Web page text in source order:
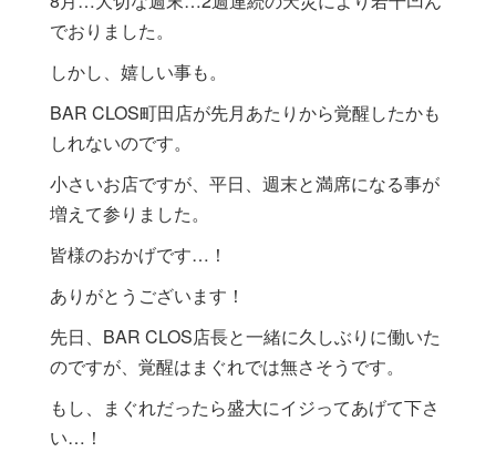
でおりました。
しかし、嬉しい事も。
BAR CLOS町田店が先月あたりから覚醒したかも
しれないのです。
小さいお店ですが、平日、週末と満席になる事が
増えて参りました。
皆様のおかげです…！
ありがとうございます！
先日、BAR CLOS店長と一緒に久しぶりに働いた
のですが、覚醒はまぐれでは無さそうです。
もし、まぐれだったら盛大にイジってあげて下さ
い…！